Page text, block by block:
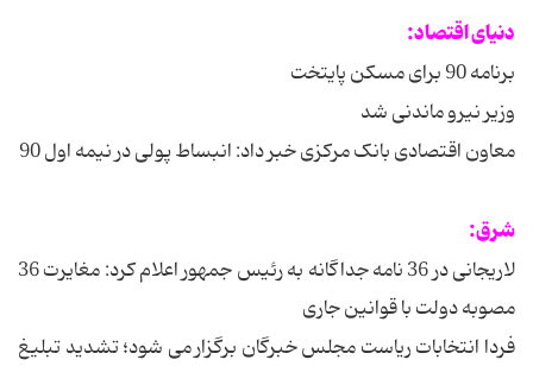
دنیای اقتصاد:
برنامه 90 برای مسکن پایتخت
وزیر نیرو ماندنی شد
معاون اقتصادی بانک مرکزی خبر داد: انبساط پولی در نیمه اول 90
شرق:
لاریجانی در 36 نامه جداگانه به رئیس جمهور اعلام کرد: مغایرت 36
مصوبه دولت با قوانین جاری
فردا انتخابات ریاست مجلس خبرگان برگزار می شود؛ تشدید تبلیغ